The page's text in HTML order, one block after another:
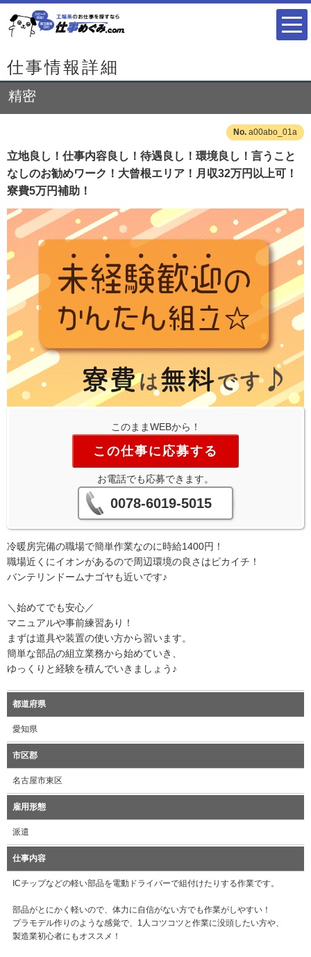
仕事情報詳細
精密
a00abo_01a
立地良し！仕事内容良し！待遇良し！環境良し！言うこと
なしのお勧めワーク！大曾根エリア！月収32万円以上可！
寮費5万円補助！
このままWEBから！
この仕事に応募する
お電話でも応募できます。
0078-6019-5015
冷暖房完備の職場で簡単作業なのに時給1400円！
職場近くにイオンがあるので周辺環境の良さはピカイチ！
バンテリンドームナゴヤも近いです♪
＼始めてでも安心／
マニュアルや事前練習あり！
まずは道具や装置の使い方から習います。
簡単な部品の組立業務から始めていき、
ゆっくりと経験を積んでいきましょう♪
都道府県
愛知県
市区郡
名古屋市東区
雇用形態
派遣
仕事内容
ICチップなどの軽い部品を電動ドライバーで組付けたりする作業です。
部品がとにかく軽いので、体力に自信がない方でも作業がしやすい！
プラモデル作りのような感覚で、1人コツコツと作業に没頭したい方や、
製造業初心者にもオススメ！